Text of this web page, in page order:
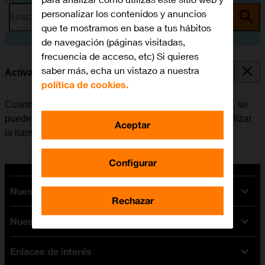
Busca por problema o tema
Activar o desactivar la llamada en espera
Cuando la función de llamada en espera está activada, se
puede responder una nueva llamada sin tener que finalizar
la llamada en curso.
Nuestras tarifas
Tarifas Orange
Tarifas fibra y móvil
Tarifas móviles
Nuestros dispositivos
Ofertas en móviles
Enlaces de interés
personalizar los contenidos y anuncios
que te mostramos en base a tus hábitos
de navegación (páginas visitadas,
frecuencia de acceso, etc) Si quieres
saber más, echa un vistazo a nuestra
política de cookies.
Configurar
Rechazar
Aceptar